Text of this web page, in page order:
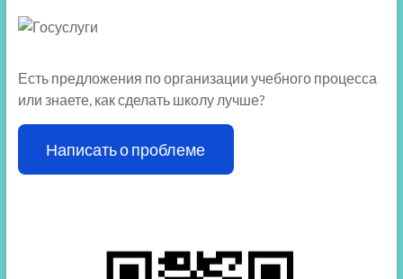
Есть предложения по организации учебного процесса
или знаете, как сделать школу лучше?
Написать о проблеме